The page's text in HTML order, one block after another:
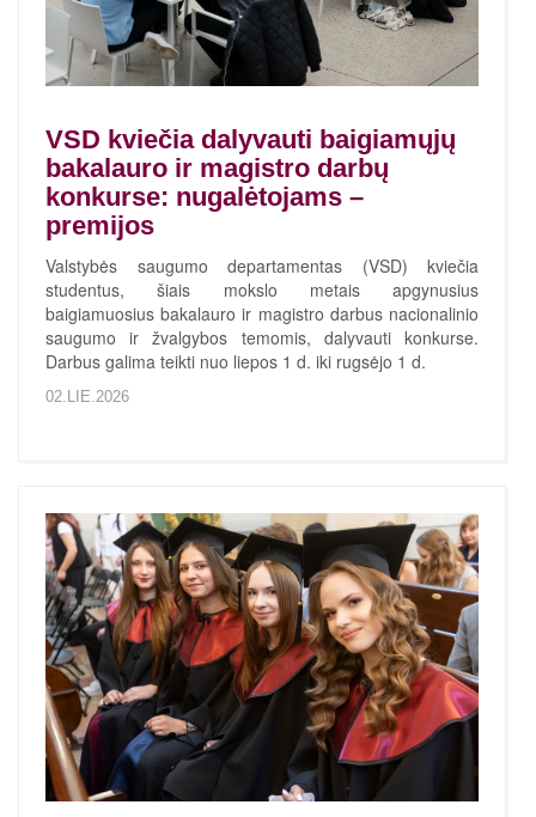
VSD kviečia dalyvauti baigiamųjų
bakalauro ir magistro darbų
konkurse: nugalėtojams –
premijos
Valstybės saugumo departamentas (VSD) kviečia
studentus, šiais mokslo metais apgynusius
baigiamuosius bakalauro ir magistro darbus nacionalinio
saugumo ir žvalgybos temomis, dalyvauti konkurse.
Darbus galima teikti nuo liepos 1 d. iki rugsėjo 1 d.
02.LIE.2026